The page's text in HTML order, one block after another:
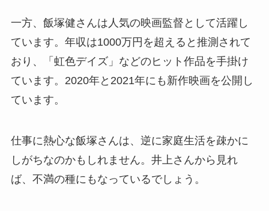
一方、飯塚健さんは人気の映画監督として活躍し
ています。年収は1000万円を超えると推測されて
おり、「虹色デイズ」などのヒット作品を手掛け
ています。2020年と2021年にも新作映画を公開し
ています。
仕事に熱心な飯塚さんは、逆に家庭生活を疎かに
しがちなのかもしれません。井上さんから見れ
ば、不満の種にもなっているでしょう。